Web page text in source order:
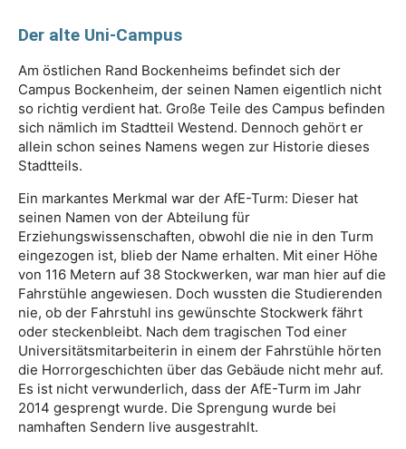
Der alte Uni-Campus
Am östlichen Rand Bockenheims befindet sich der
Campus Bockenheim, der seinen Namen eigentlich nicht
so richtig verdient hat. Große Teile des Campus befinden
sich nämlich im Stadtteil Westend. Dennoch gehört er
allein schon seines Namens wegen zur Historie dieses
Stadtteils.
Ein markantes Merkmal war der AfE-Turm: Dieser hat
seinen Namen von der Abteilung für
Erziehungswissenschaften, obwohl die nie in den Turm
eingezogen ist, blieb der Name erhalten. Mit einer Höhe
von 116 Metern auf 38 Stockwerken, war man hier auf die
Fahrstühle angewiesen. Doch wussten die Studierenden
nie, ob der Fahrstuhl ins gewünschte Stockwerk fährt
oder steckenbleibt. Nach dem tragischen Tod einer
Universitätsmitarbeiterin in einem der Fahrstühle hörten
die Horrorgeschichten über das Gebäude nicht mehr auf.
Es ist nicht verwunderlich, dass der AfE-Turm im Jahr
2014 gesprengt wurde. Die Sprengung wurde bei
namhaften Sendern live ausgestrahlt.